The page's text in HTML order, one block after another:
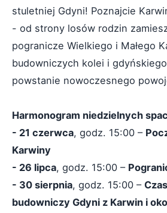
stuletniej Gdyni! Poznajcie
- od strony losów rodzin
pogranicze Wielkiego i Małego
budowniczych kolei i
powstanie nowoczesnego
Harmonogram niedzielnych
- 21 czerwca, godz. 15:00 –
Karwiny
- 26 lipca, godz. 15:00 –
- 30 sierpnia, godz. 15:00 –
budowniczy Gdyni z Karwin i